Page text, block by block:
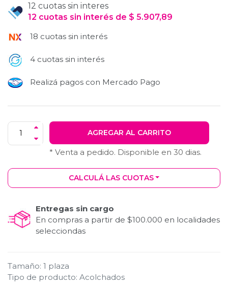
12 cuotas sin interes
12 cuotas sin interés de $ 5.907,89
18 cuotas sin interés
4 cuotas sin interés
Realizá pagos con Mercado Pago
AGREGAR AL CARRITO
* Venta a pedido. Disponible en 30 dias.
CALCULÁ LAS CUOTAS
Entregas sin cargo
En compras a partir de $100.000 en localidades
selecciondas
Tamaño: 1 plaza
Tipo de producto: Acolchados